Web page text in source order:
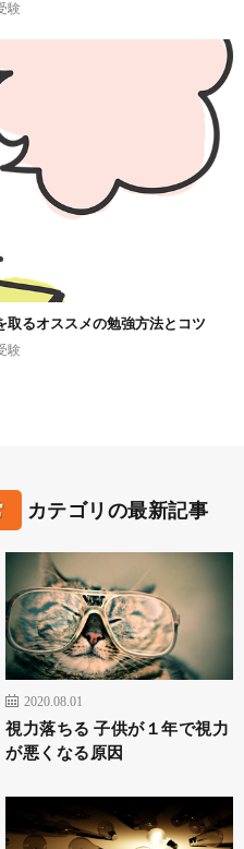
験
るオススメの勉強方法とコツ
験
カテゴリの最新記事
2020.08.01
視力落ちる 子供が１年で視力
が悪くなる原因